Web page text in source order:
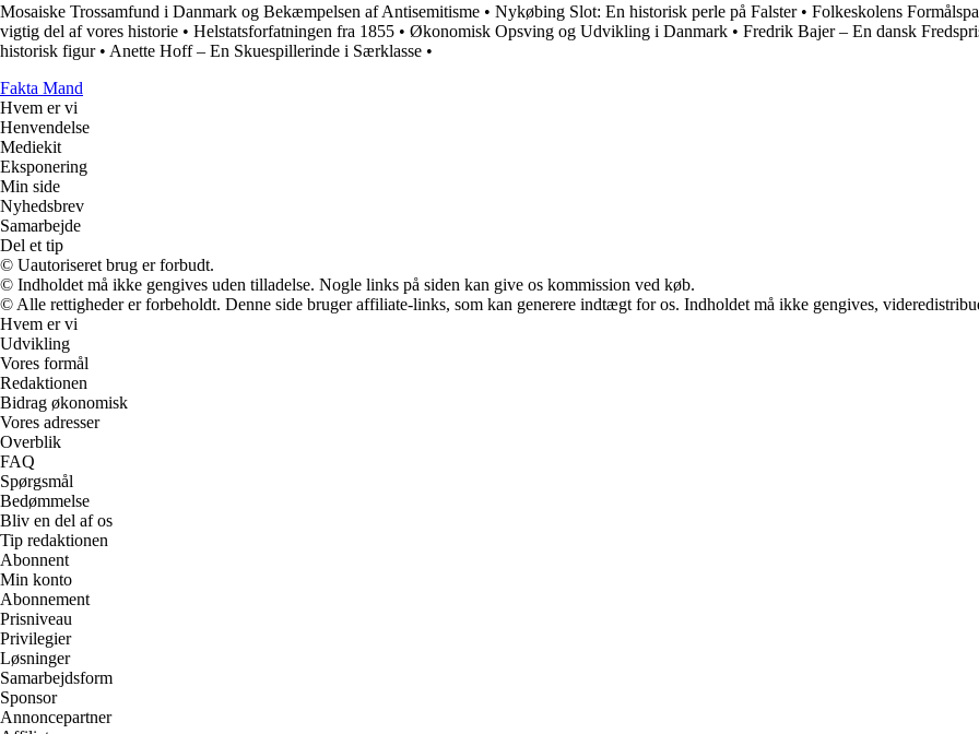
Mosaiske Trossamfund i Danmark og Bekæmpelsen af Antisemitisme • Nykøbing Slot: En historisk perle på Falster• Folkeskolens
vigtig del af vores historie • Helstatsforfatningen fra 1855 • Økonomisk Opsving og Udvikling i Danmark • Fredrik Bajer – En dansk
historisk figur• Anette Hoff – En Skuespillerinde i Særklasse •
Fakta Mand
Hvem er vi
Henvendelse
Mediekit
Eksponering
Min side
Nyhedsbrev
Samarbejde
Del et tip
© Uautoriseret brug er forbudt.
© Indholdet må ikke gengives uden tilladelse. Nogle links på siden kan give os kommission ved køb.
© Alle rettigheder er forbeholdt. Denne side bruger affiliate-links, som kan generere indtægt for os. Indholdet må ikke gengives,
Hvem er vi
Udvikling
Vores formål
Redaktionen
Bidrag økonomisk
Vores adresser
Overblik
FAQ
Spørgsmål
Bedømmelse
Bliv en del af os
Tip redaktionen
Abonnent
Min konto
Abonnement
Prisniveau
Privilegier
Løsninger
Samarbejdsform
Sponsor
Annoncepartner